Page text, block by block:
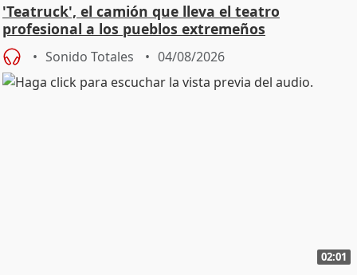
'Teatruck', el camión que lleva el teatro
profesional a los pueblos extremeños
Sonido Totales 04/08/2026
02:01